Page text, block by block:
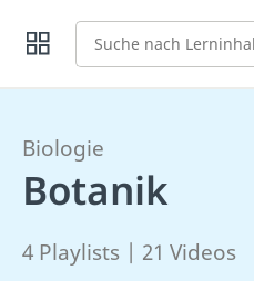
Suche
Biologie
Botanik
4 Playlists | 21 Videos